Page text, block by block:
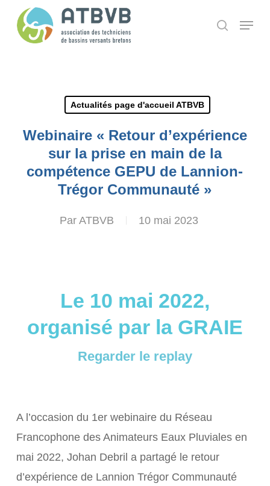
search
Menu
Actualités page d'accueil ATBVB
Webinaire « Retour d’expérience
sur la prise en main de la
compétence GEPU de Lannion-
Trégor Communauté »
Par ATBVB 10 mai 2023
Le 10 mai 2022,
organisé par la GRAIE
Regarder le replay
A l’occasion du 1er webinaire du Réseau
Francophone des Animateurs Eaux Pluviales en
mai 2022, Johan Debril a partagé le retour
d’expérience de Lannion Trégor Communauté
Panneau de gestion des cookies